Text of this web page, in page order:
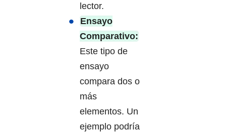
lector.
Ensayo
Comparativo:
Este tipo de
ensayo
compara dos o
más
elementos. Un
ejemplo podría